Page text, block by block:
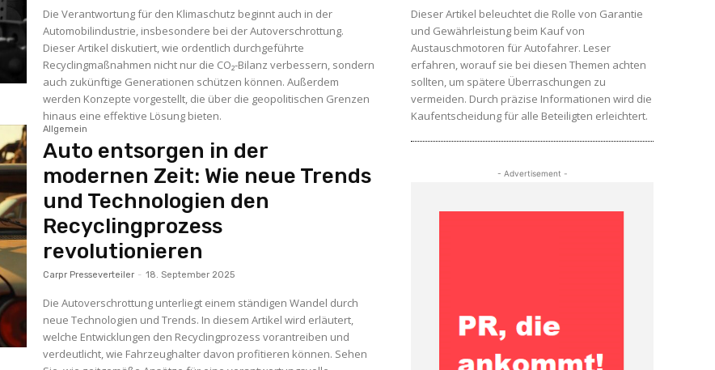
Die Verantwortung für den Klimaschutz beginnt auch in der
Automobilindustrie, insbesondere bei der Autoverschrottung.
Dieser Artikel diskutiert, wie ordentlich durchgeführte
Recyclingmaßnahmen nicht nur die CO₂-Bilanz verbessern, sondern
auch zukünftige Generationen schützen können. Außerdem
werden Konzepte vorgestellt, die über die geopolitischen Grenzen
hinaus eine effektive Lösung bieten.
Allgemein
Auto entsorgen in der
modernen Zeit: Wie neue Trends
und Technologien den
Recyclingprozess
revolutionieren
Carpr Presseverteiler - 18. September 2025
Die Autoverschrottung unterliegt einem ständigen Wandel durch
neue Technologien und Trends. In diesem Artikel wird erläutert,
welche Entwicklungen den Recyclingprozess vorantreiben und
verdeutlicht, wie Fahrzeughalter davon profitieren können. Sehen
Dieser Artikel beleuchtet die Rolle von Garantie
und Gewährleistung beim Kauf von
Austauschmotoren für Autofahrer. Leser
erfahren, worauf sie bei diesen Themen achten
sollten, um spätere Überraschungen zu
vermeiden. Durch präzise Informationen wird die
Kaufentscheidung für alle Beteiligten erleichtert.
- Advertisement -